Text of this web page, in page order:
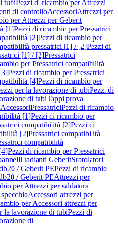
tubiPezzi di ricambio per Attrezzi
di controlloAccessoriAttrezzi per
per Attrezzi per Geberit
[1]Pezzi di ricambio per Pressatrici
[2]Pezzi di ricambio per
pressatrici [1] / [2]Pezzi di
[1] / [2]Pressatrici
per Pressatrici compatibilità
Pezzi di ricambio per Pressatrici
[4]Pezzi di ricambio per
per la lavorazione di tubiPezzi di
di tubiTappi prova
AccessoriPressatriciPezzi di ricambio
[1]Pezzi di ricambio per
compatibilità [2]Pezzi di
[2]Pressatrici compatibilità
compatibilità
Pezzi di ricambio per Pressatrici
radianti GeberitSrotolatori
/ Geberit PEPezzi di ricambio
/ Geberit PEAttrezzi per
per Attrezzi per saldatura
Accessori attrezzi per
per Accessori attrezzi per
la lavorazione di tubiPezzi di
di